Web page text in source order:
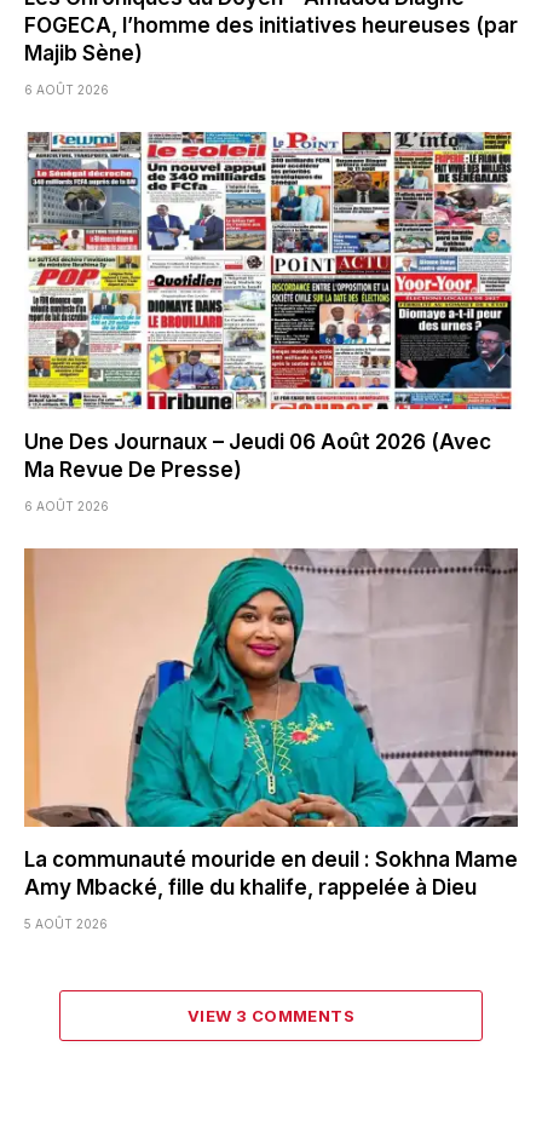
FOGECA, l’homme des initiatives heureuses (par
Majib Sène)
6 AOÛT 2026
Une Des Journaux – Jeudi 06 Août 2026 (Avec
Ma Revue De Presse)
6 AOÛT 2026
La communauté mouride en deuil : Sokhna Mame
Amy Mbacké, fille du khalife, rappelée à Dieu
5 AOÛT 2026
VIEW 3 COMMENTS